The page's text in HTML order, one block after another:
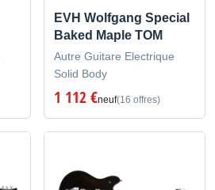
EVH Wolfgang Special
Baked Maple TOM
Autre Guitare Electrique
Solid Body
1 112 €neuf(16 offres)